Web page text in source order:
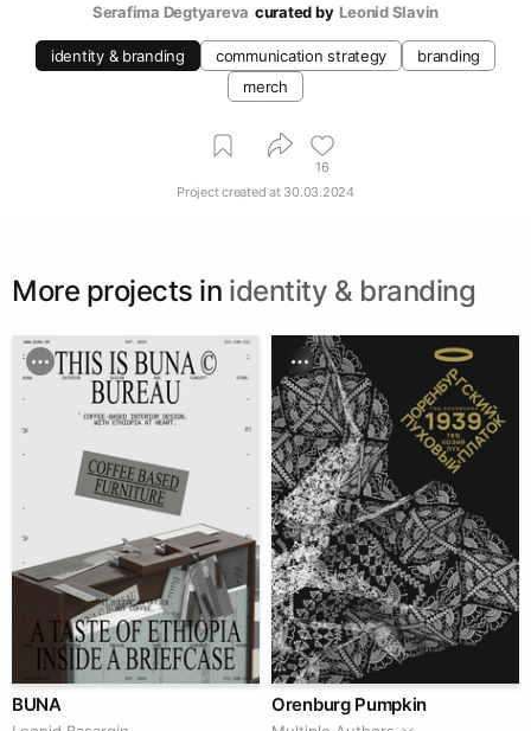
Serafima Degtyareva curated by Leonid Slavin
identity & branding communication strategy
branding
merch
16
Project created at 30.03.2024
More projects in identity & branding
BUNA Orenburg Pumpkin